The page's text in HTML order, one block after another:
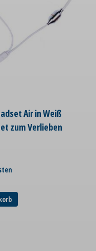
Air in Weiß
zum Verlieben